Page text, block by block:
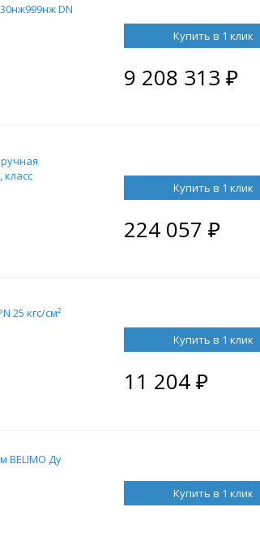
DN
Купить в 1 клик
9 208 313₽
Купить в 1 клик
224 057₽
25 кгс/см²
Купить в 1 клик
11 204₽
BELIMO Ду
Купить в 1 клик